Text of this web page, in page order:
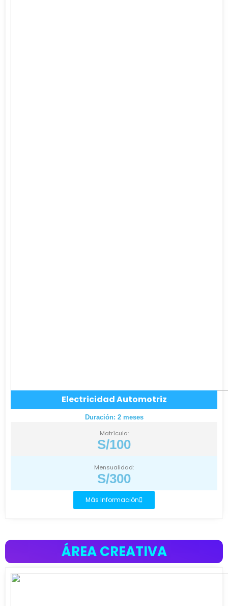
Electricidad Automotriz
Duración: 2 meses
Matrícula:
S/100
Mensualidad:
S/300
Más Información
ÁREA CREATIVA